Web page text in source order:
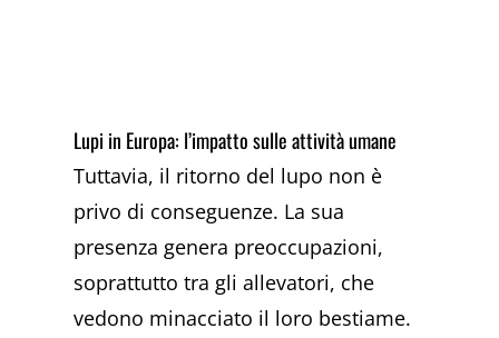
Lupi in Europa: l’impatto sulle attività umane
Tuttavia, il ritorno del lupo non è
privo di conseguenze. La sua
presenza genera preoccupazioni,
soprattutto tra gli allevatori, che
vedono minacciato il loro bestiame.